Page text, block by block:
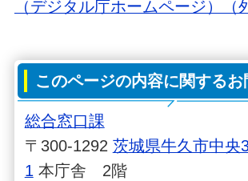
（デジタル庁ホームページ）（
このページの内容に関する
総合窓口課
〒300-1292 茨城県牛久市中央
1本庁舎 2階